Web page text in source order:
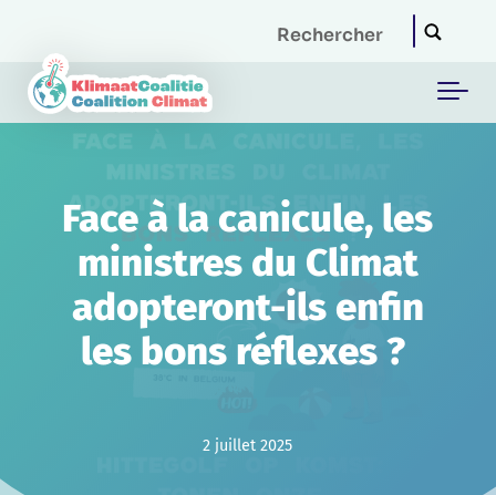
Face à la canicule, les
ministres du Climat
adopteront-ils enfin
les bons réflexes ?
2 juillet 2025